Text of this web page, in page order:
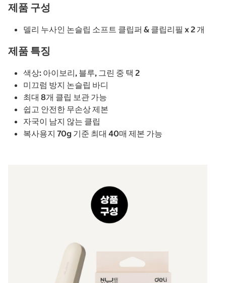
제품 구성
델리 누사인 논슬립 소프트 클립퍼 & 클립리필 x 2 개
제품 특징
색상: 아이보리, 블루, 그린 중 택 2
미끄럼 방지 논슬립 바디
최대 8개 클립 보관 가능
쉽고 안전한 무손상 제본
자국이 남지 않는 클립
복사용지 70g 기준 최대 40매 제본 가능